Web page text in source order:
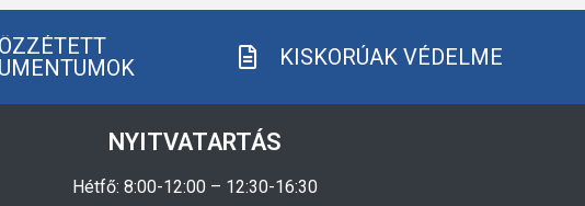
KISKORÚAK VÉDELME
NYITVATARTÁS
Hétfő: 8:00-12:00 – 12:30-16:30